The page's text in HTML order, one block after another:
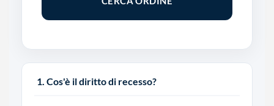
1. Cos'è il diritto di recesso?